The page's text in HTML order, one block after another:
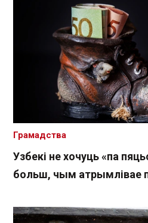
Узбекі не хочуць «па
больш, чым атрымлівае
Грамадства